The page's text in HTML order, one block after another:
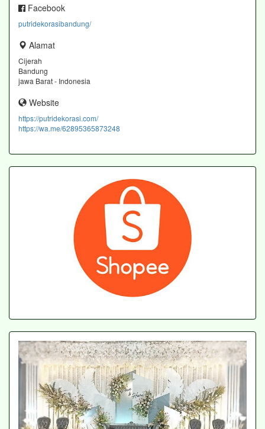
Facebook
putridekorasibandung/
Alamat
Cijerah
Bandung
jawa Barat - Indonesia
Website
https://putridekorasi.com/
https://wa.me/62895365873248